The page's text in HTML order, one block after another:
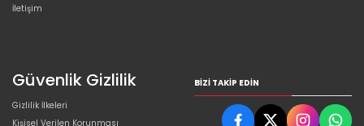
İletişim
Güvenlik Gizlilik
Gizlilik İlkeleri
Kişisel Verilen Korunması
BIZI TAKIP EDIN